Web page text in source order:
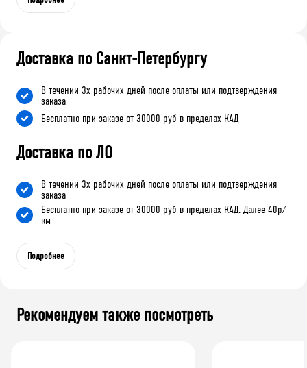
Доставка по Санкт-Петербургу
В течении 3х рабочих дней после оплаты или подтверждения
заказа
Бесплатно при заказе от 30000 руб в пределах КАД
Доставка по ЛО
В течении 3х рабочих дней после оплаты или подтверждения
заказа
Бесплатно при заказе от 30000 руб в пределах КАД. Далее 40р/
км
Подробнее
Рекомендуем также посмотреть